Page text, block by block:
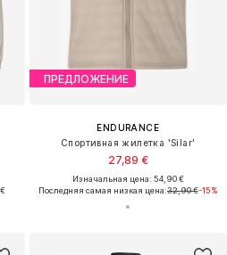
ПРЕДЛОЖЕНИЕ
ENDURANCE
Спортивная жилетка 'Silar'
27,89 €
Изначальная цена: 54,90 €
Последняя самая низкая цена:32,90 €-15%